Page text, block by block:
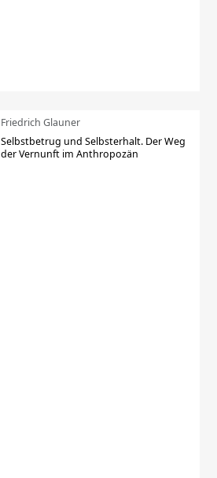
Friedrich Glauner
Selbstbetrug und Selbsterhalt. Der Weg
der Vernunft im Anthropozän